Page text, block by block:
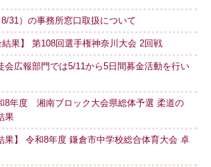
31）の事務所窓口取扱について
果】 第108回選手権神奈川大会 2回戦
会広報部門では5/11から5日間募金活動を行い
8年度 湘南ブロック大会県総体予選 柔道の
果
果】 令和8年度 鎌倉市中学校総合体育大会 卓